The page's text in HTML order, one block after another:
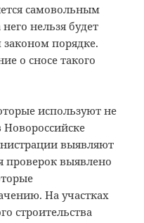
самовольным
нельзя будет
порядке.
о сносе такого
используют не
выявляют
проверок выявлено
На участках
строительства